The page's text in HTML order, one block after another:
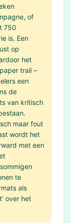
of
750
is. Een
op
het
trail –
een
de
van kritisch
maar fout
wordt het
met een
te
als
over het